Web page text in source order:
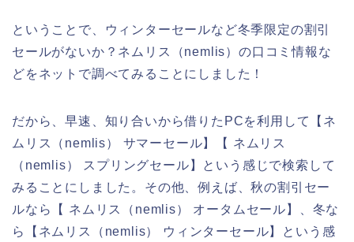
ということで、ウィンターセールなど冬季限定の割引
セールがないか？ネムリス（nemlis）の口コミ情報な
どをネットで調べてみることにしました！
だから、早速、知り合いから借りたPCを利用して【ネ
ムリス（nemlis） サマーセール】【 ネムリス
（nemlis） スプリングセール】という感じで検索して
みることにしました。その他、例えば、秋の割引セー
ルなら【 ネムリス（nemlis） オータムセール】、冬な
ら【ネムリス（nemlis） ウィンターセール】という感